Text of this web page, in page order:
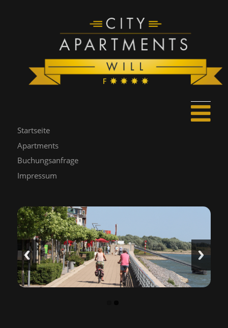
Startseite
Apartments
Buchungsanfrage
Impressum